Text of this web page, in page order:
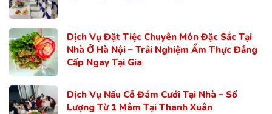
Dịch Vụ Đặt Tiệc Chuyên Món Đặc Sắc Tại
Nhà Ở Hà Nội – Trải Nghiệm Ẩm Thực Đẳng
Cấp Ngay Tại Gia
Dịch Vụ Nấu Cỗ Đám Cưới Tại Nhà – Số
Lượng Từ 1 Mâm Tại Thanh Xuân